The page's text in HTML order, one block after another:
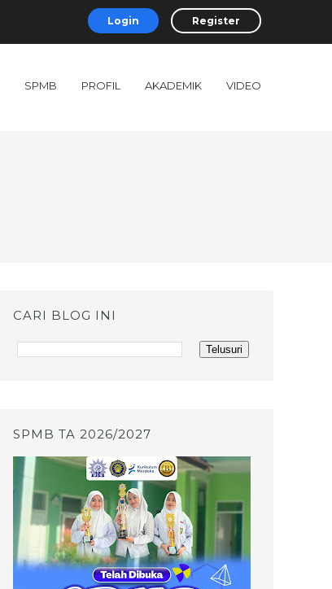
Login Register
SPMB PROFIL AKADEMIK VIDEO
CARI BLOG INI
SPMB TA 2026/2027